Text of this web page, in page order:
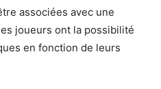
associées avec une
joueurs ont la possibilité
en fonction de leurs